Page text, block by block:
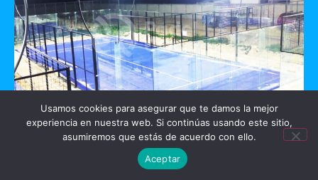
GO PADEL
Usamos cookies para asegurar que te damos la mejor
experiencia en nuestra web. Si continúas usando este sitio,
asumiremos que estás de acuerdo con ello.
Aceptar